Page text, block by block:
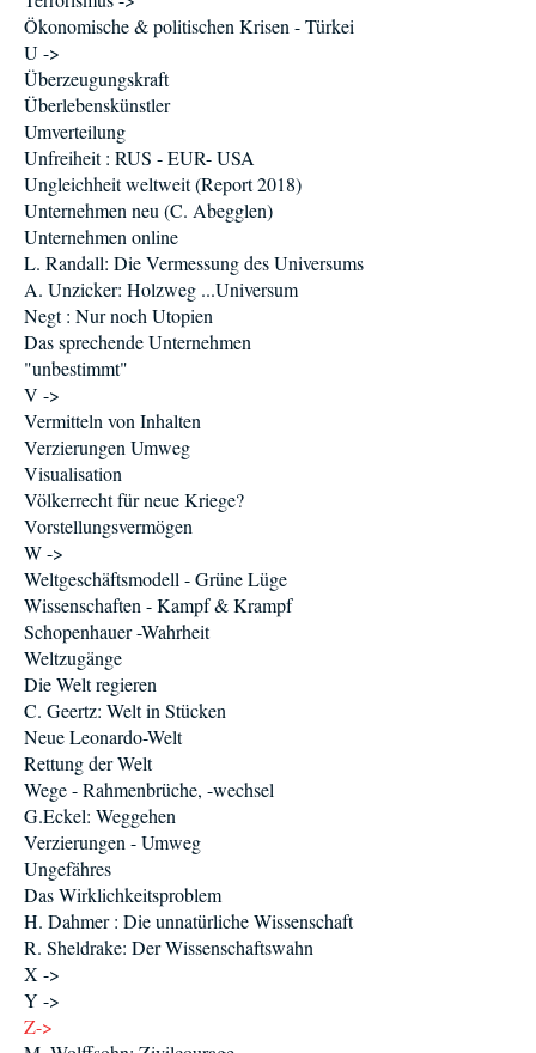
Ökonomische & politischen Krisen - Türkei
U ->
Überzeugungskraft
Überlebenskünstler
Umverteilung
Unfreiheit : RUS - EUR- USA
Ungleichheit weltweit (Report 2018)
Unternehmen neu (C. Abegglen)
Unternehmen online
L. Randall: Die Vermessung des Universums
A. Unzicker: Holzweg ...Universum
Negt : Nur noch Utopien
Das sprechende Unternehmen
"unbestimmt"
V ->
Vermitteln von Inhalten
Verzierungen Umweg
Visualisation
Völkerrecht für neue Kriege?
Vorstellungsvermögen
W ->
Weltgeschäftsmodell - Grüne Lüge
Wissenschaften - Kampf & Krampf
Schopenhauer -Wahrheit
Weltzugänge
Die Welt regieren
C. Geertz: Welt in Stücken
Neue Leonardo-Welt
Rettung der Welt
Wege - Rahmenbrüche, -wechsel
G.Eckel: Weggehen
Verzierungen - Umweg
Ungefähres
Das Wirklichkeitsproblem
H. Dahmer : Die unnatürliche Wissenschaft
R. Sheldrake: Der Wissenschaftswahn
X ->
Y ->
Z->